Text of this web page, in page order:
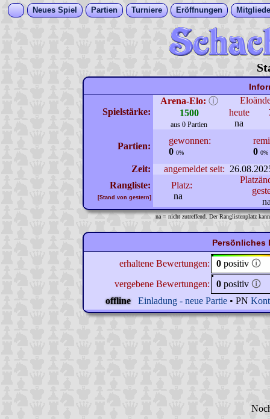
Neues Spiel Partien Turniere Eröffnungen
Spielstärke:
Arena-Elo: ⓘ
1500
aus 0 Partien
heute
na
Partien:
gewonnen:
0 0%
0 0%
Zeit: angemeldet seit:
Rangliste:
[Stand von gestern]
Platz:
na
na = nicht zutreffend. Der Ranglistenplatz
Persönliches
erhaltene Bewertungen: 0 positiv 🛈
vergebene Bewertungen:
0 positiv 🛈
offline
Einladung - neue Partie • PN